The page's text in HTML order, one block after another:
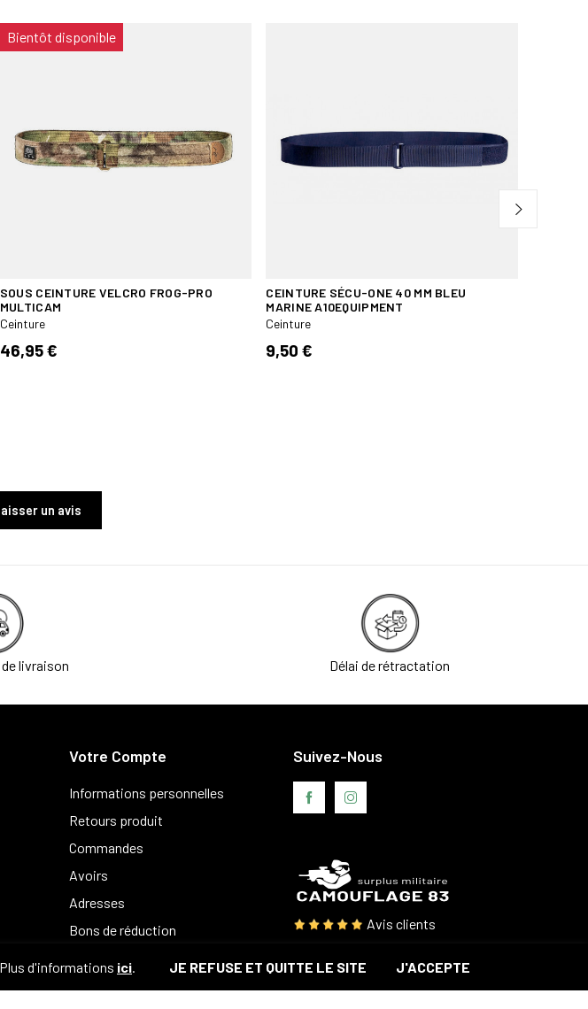
Bientôt disponible
SOUS CEINTURE VELCRO FROG-PRO
MULTICAM
Ceinture
46,95 €
CEINTURE SÉCU-ONE 40 MM BLEU
MARINE A10EQUIPMENT
Ceinture
9,50 €
un avis
livraison Délai de rétractation
Votre Compte
Informations personnelles
Retours produit
Commandes
Avoirs
Adresses
Bons de réduction
d'informations ici. JE REFUSE ET QUITTE LE SITE J'ACCEPTE
Suivez-Nous
Avis clients